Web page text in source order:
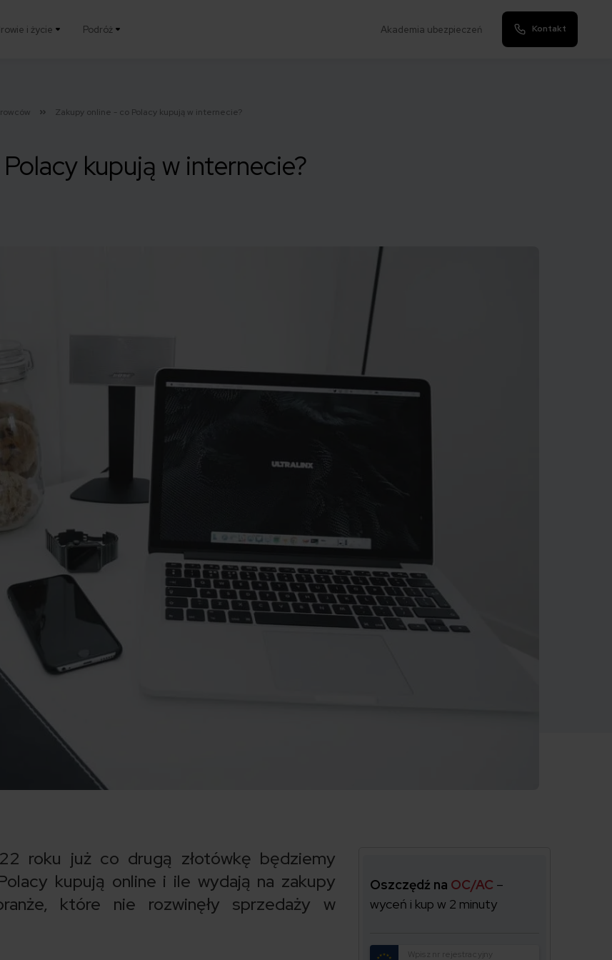
i życie Podróż Akademia ubezpieczeń Kontakt
Zakupy online - co Polacy kupują w internecie?
kupują w internecie?
roku już co drugą złotówkę będziemy
kupują online i ile wydają na zakupy
które nie rozwinęły sprzedaży w
Oszczędź na OC/AC –
wyceń i kup w 2 minuty
Wpisz nr rejestracyjny